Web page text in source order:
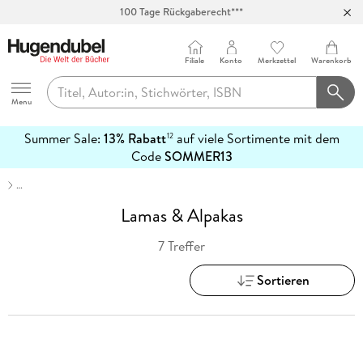
100 Tage Rückgaberecht***
Hugendubel
Menu
Filiale Konto Merkzettel Warenkorb
Summer Sale: 13% Rabatt12auf viele Sortimente mit dem
CodeSOMMER13
erfahren
…
Lamas & Alpakas
7 Treffer
Sortieren